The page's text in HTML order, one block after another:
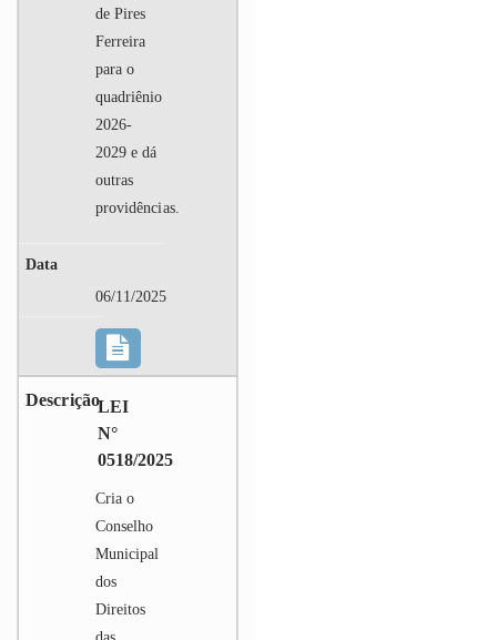
de Pires
Ferreira
para o
quadriênio
2026-
2029 e dá
outras
providências.
06/11/2025
LEI
N°
0518/2025
Cria o
Conselho
Municipal
dos
Direitos